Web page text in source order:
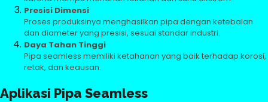
Presisi Dimensi
Proses produksinya menghasilkan pipa dengan ketebalan
dan diameter yang presisi, sesuai standar industri.
Daya Tahan Tinggi
Pipa seamless memiliki ketahanan yang baik terhadap korosi,
retak, dan keausan.
Aplikasi Pipa Seamless